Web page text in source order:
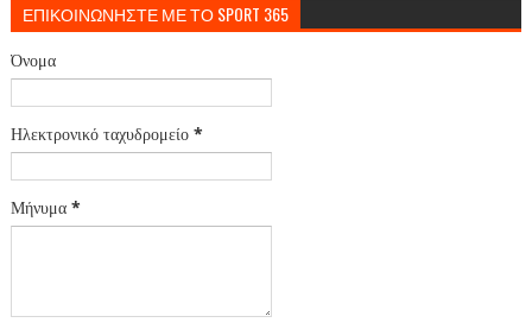
ΕΠΙΚΟΙΝΩΝΗΣΤΕ ΜΕ ΤΟ SPORT 365
Όνομα
Ηλεκτρονικό ταχυδρομείο *
Μήνυμα *